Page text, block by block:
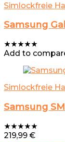
Simlockfreie
Samsung
★★★★★
Add to
Simlockfreie
Samsung
★★★★★
219,99 €